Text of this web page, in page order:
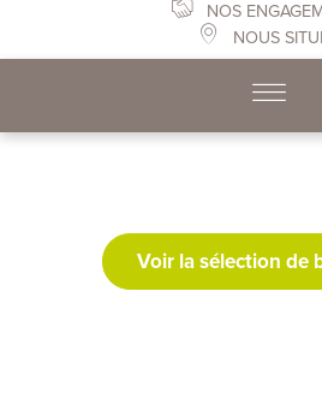
NOS
NOUS
Voir la sélection de